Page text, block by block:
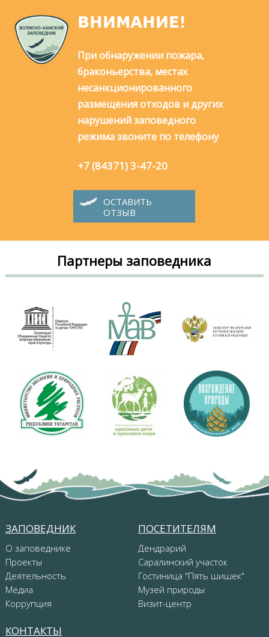
ВНИМАНИЕ!
При обнаружении пожара,
браконьерства, местах
несанкционированного
размещения отходов и других
нарушений заповедного
режима звоните по телефону
+7 (84371) 3-47-20
ОСТАВИТЬ
ОТЗЫВ
Партнеры заповедника
ЗАПОВЕДНИК
О заповеднике
Проекты
Деятельность
Медиа
Коррупция
ПОСЕТИТЕЛЯМ
Дендрарий
Саралинский участок
Гостиница "Пять шишек"
Музей природы
Визит-центр
КОНТАКТЫ